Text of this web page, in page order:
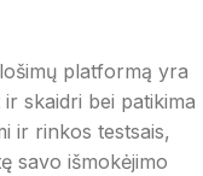
platformą yra
skaidri bei patikima
ir rinkos testsais,
savo išmokėjimo